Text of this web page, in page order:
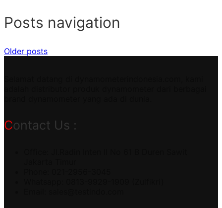
Posts navigation
Older posts
Contact Us :